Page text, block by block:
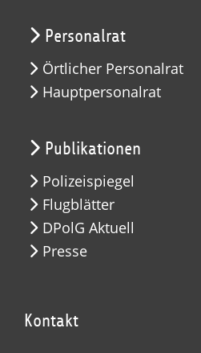
Personalrat
Örtlicher Personalrat
Hauptpersonalrat
Publikationen
Polizeispiegel
Flugblätter
DPolG Aktuell
Presse
Kontakt